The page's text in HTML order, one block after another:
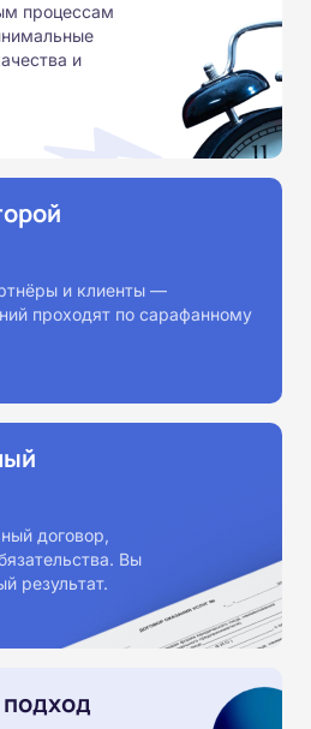
процессам
и
и клиенты —
проходят по сарафанному
договор,
Вы
результат.